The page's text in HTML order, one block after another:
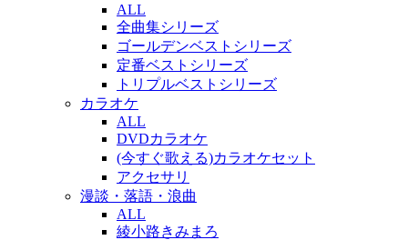
ALL
全曲集シリーズ
ゴールデンベストシリーズ
定番ベストシリーズ
トリプルベストシリーズ
カラオケ
ALL
DVDカラオケ
(今すぐ歌える)カラオケセット
アクセサリ
漫談・落語・浪曲
ALL
綾小路きみまろ